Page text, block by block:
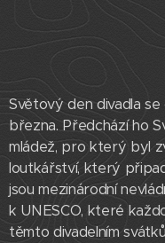
Světový den divadla
března. Předchází ho
mládež, pro který byl
loutkářství, který
jsou mezinárodní
k UNESCO, které
těmto divadelním